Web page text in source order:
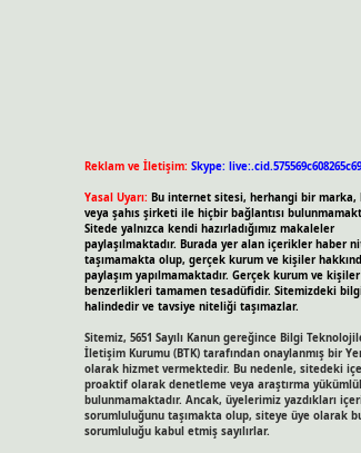
Reklam ve İletişim: Skype: live:.cid.575569c608265c69
Yasal Uyarı: Bu internet sitesi, herhangi bir marka,
veya şahıs şirketi ile hiçbir bağlantısı
Sitede yalnızca kendi hazırladığımız makaleler
paylaşılmaktadır. Burada yer alan içerikler haber
taşımamakta olup, gerçek kurum ve kişiler
paylaşım yapılmamaktadır. Gerçek kurum ve
benzerlikleri tamamen tesadüfidir. Sitemizdeki
halindedir ve tavsiye niteliği taşımazlar.
Sitemiz, 5651 Sayılı Kanun gereğince Bilgi
İletişim Kurumu (BTK) tarafından onaylanmış bir Yer
olarak hizmet vermektedir. Bu nedenle, sitedeki
proaktif olarak denetleme veya araştırma
bulunmamaktadır. Ancak, üyelerimiz yazdıkları
sorumluluğunu taşımakta olup, siteye üye olarak
sorumluluğu kabul etmiş sayılırlar.